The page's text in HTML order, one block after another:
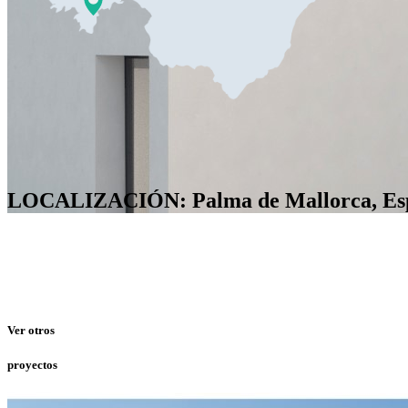
LOCALIZACIÓN: Palma de Mallorca,
Ver otros
proyectos